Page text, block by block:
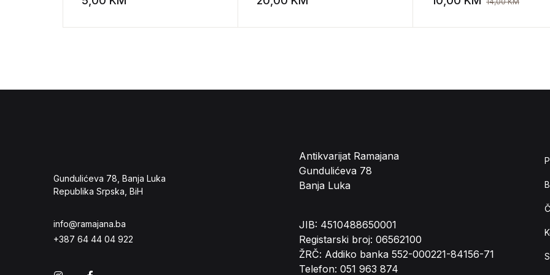
Add to wishlist Add to wishlist
Gundulićeva 78, Banja Luka
Republika Srpska, BiH
info@ramajana.ba
+387 64 44 04 922
Antikvarijat Ramajana
Gundulićeva 78
Banja Luka
JIB: 4510488650001
Registarski broj: 06562100
ŽRČ: Addiko banka 552-000221-84156-71
Telefon: 051 963 874